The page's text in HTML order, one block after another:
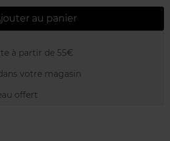
au panier
à partir de 55€
votre magasin
offert